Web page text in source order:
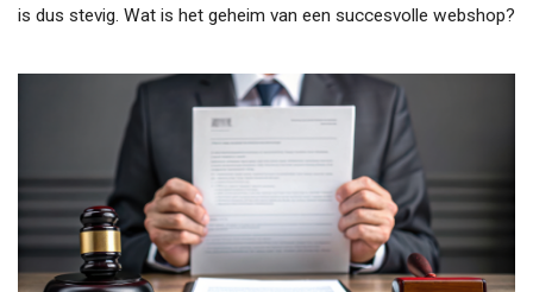
is dus stevig. Wat is het geheim van een succesvolle webshop?